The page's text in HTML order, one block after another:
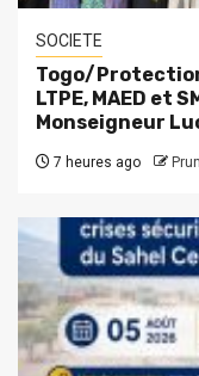
SOCIETE
Togo/
LTPE, MAED et
Monseigneur
7 heures ago